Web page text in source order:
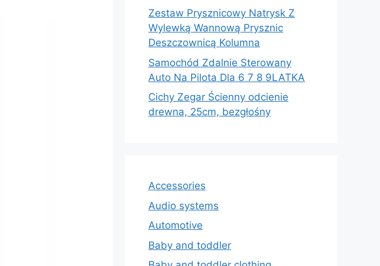
Zestaw Prysznicowy Natrysk Z
Wylewką Wannową Prysznic
Deszczownicą Kolumna
Samochód Zdalnie Sterowany
Auto Na Pilota Dla 6 7 8 9LATKA
Cichy Zegar Ścienny odcienie
drewna, 25cm, bezgłośny
Accessories
Audio systems
Automotive
Baby and toddler